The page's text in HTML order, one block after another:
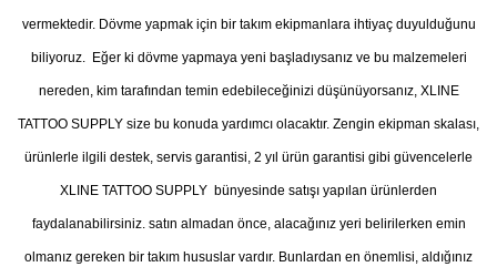
vermektedir. Dövme yapmak için bir takım ekipmanlara ihtiyaç duyulduğunu
biliyoruz. Eğer ki dövme yapmaya yeni başladıysanız ve bu malzemeleri
nereden, kim tarafından temin edebileceğinizi düşünüyorsanız, XLINE
TATTOO SUPPLY size bu konuda yardımcı olacaktır. Zengin ekipman skalası,
ürünlerle ilgili destek, servis garantisi, 2 yıl ürün garantisi gibi güvencelerle
XLINE TATTOO SUPPLY bünyesinde satışı yapılan ürünlerden
faydalanabilirsiniz. satın almadan önce, alacağınız yeri belirilerken emin
olmanız gereken bir takım hususlar vardır. Bunlardan en önemlisi, aldığınız